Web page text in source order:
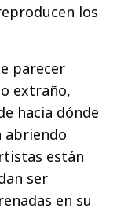
los
parecer
extraño,
hacia dónde
abriendo
están
ser
en su